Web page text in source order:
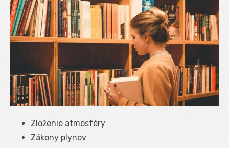
Zloženie atmosféry
Zákony plynov